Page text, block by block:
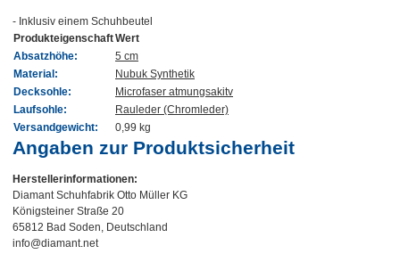
- Inklusiv einem Schuhbeutel
ProdukteigenschaftWert
Absatzhöhe:
5 cm
Material:
Nubuk Synthetik
Decksohle:
Microfaser atmungsakitv
Laufsohle:
Rauleder (Chromleder)
Versandgewicht:
0,99 kg
Angaben zur Produktsicherheit
Herstellerinformationen:
Diamant Schuhfabrik Otto Müller KG
Königsteiner Straße 20
65812 Bad Soden, Deutschland
info@diamant.net